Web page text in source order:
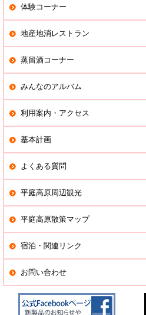
体験コーナー
地産地消レストラン
蒸留酒コーナー
みんなのアルバム
利用案内・アクセス
基本計画
よくある質問
平庭高原周辺観光
平庭高原散策マップ
宿泊・関連リンク
お問い合わせ